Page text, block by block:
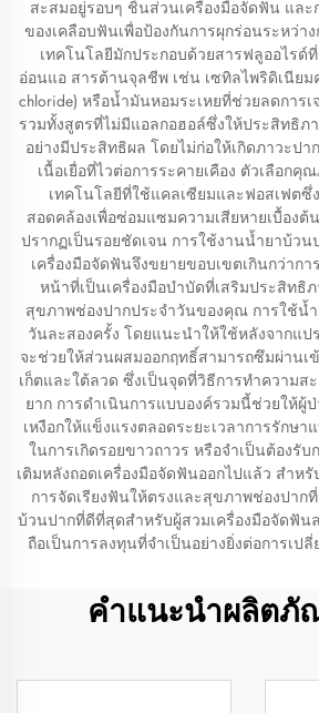
สะสมอยู่รอบๆ ชิ้นส่วนเครื่องมือจัดฟัน และ
ของเคลือบฟันเพื่อป้องกันการผุกร่อนระหว่า
เทคโนโลยีมักประกอบด้วยสารฟลูออไร
อ่อนแอ สารต้านจุลชีพ เช่น เซทิลไพริดิเนียม
chloride) หรือน้ำมันหอมระเหยที่ช่วยลดการ
รวมทั้งสูตรที่ไม่มีแอลกอฮอล์ซึ่งให้ประสิทธิภ
อย่างมีประสิทธิผล โดยไม่ก่อให้เกิดภาวะปา
เนื้อเยื่อที่ไวต่อการระคายเคือง ตัวเลือก
เทคโนโลยีที่ใช้แคลเซียมและฟอสเฟตซึ่
สอดคล้องเพื่อซ่อมแซมความเสียหายเบื้อง
ปรากฏเป็นรอยชัดเจน การใช้งานน้ำยาบ้ว
เครื่องมือจัดฟันจึงขยายขอบเขตเกินกว่าก
หน้าที่เป็นเครื่องมือบำบัดที่เสริมประสิทธิ
สุขภาพช่องปากประจำวันของคุณ การใช้น้
วันละสองครั้ง โดยแนะนำให้ใช้หลังจากแ
จะช่วยให้ส่วนผสมออกฤทธิ์สามารถซึมผ่านเ
เก็ตและใต้ลวด ซึ่งเป็นจุดที่วิธีการทำความส
ยาก การดำเนินการแบบองค์รวมนี้ช่วยให้ผู้
เหงือกให้แข็งแรงตลอดระยะเวลาการรักษ
ในการเกิดรอยขาวถาวร หรือจำเป็นต้องรั
เติมหลังถอดเครื่องมือจัดฟันออกไปแล้ว สำห
การจัดเรียงฟันให้ตรงและสุขภาพช่องปาก
บ้วนปากที่ดีที่สุดสำหรับผู้สวมเครื่องมือจัดฟัน
ถือเป็นการลงทุนที่จำเป็นอย่างยิ่งต่อการเ
คำแนะนำผลิตภั